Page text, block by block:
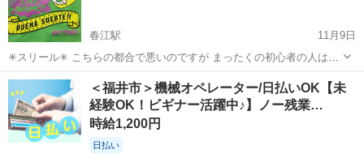
春江駅
11月9日
✳︎スリール✳︎ こちらの都合で悪いのですが まったくの初心者の人はお
断りしてます。 ✳︎会費✳︎ 小学生から19才まで200円 一般
300円 ✳︎時間✳︎ 水曜日の夜８時〜10時 ✳︎場所✳︎ 丸岡町 今...
福井 坂井市 春江駅 バドミントン 小学生
＜福井市＞機械オペレーター/日払いOK【未
経験OK！ビギナー活躍中♪】ノー残業…
時給1,200円
日払い